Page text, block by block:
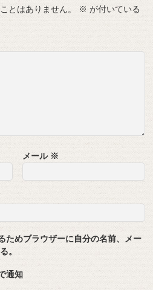
とはありません。 ※ が付いている
メール ※
ためブラウザーに自分の名前、メー
。
通知